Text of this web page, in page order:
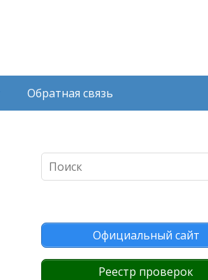
Обратная связь
Официальный сайт
Реестр проверок